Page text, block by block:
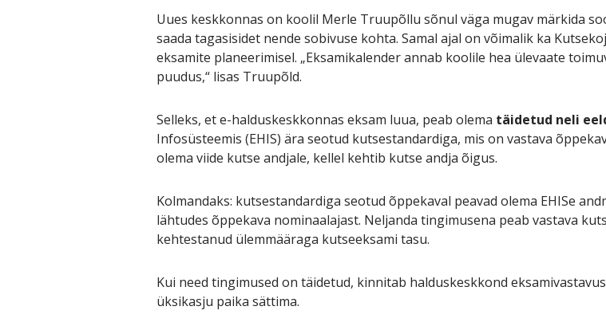
Uues keskkonnas on koolil Merle Truupõllu sõnul väga mugav märkida
saada tagasisidet nende sobivuse kohta. Samal ajal on võimalik ka
eksamite planeerimisel. „Eksamikalender annab koolile hea ülevaate
puudus,“ lisas Truupõld.
Selleks, et e-halduskeskkonnas eksam luua, peab olema täidetud neli
Infosüsteemis (EHIS) ära seotud kutsestandardiga, mis on vastava
olema viide kutse andjale, kellel kehtib kutse andja õigus.
Kolmandaks: kutsestandardiga seotud õppekaval peavad olema EHISe
lähtudes õppekava nominaalajast. Neljanda tingimusena peab vastava
kehtestanud ülemmääraga kutseeksami tasu.
Kui need tingimused on täidetud, kinnitab halduskeskkond
üksikasju paika sättima.